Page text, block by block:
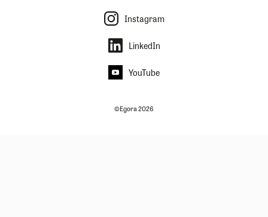
Instagram
LinkedIn
YouTube
©Egora 2026